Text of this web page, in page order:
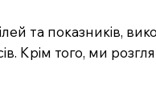
та показників,
Крім того, ми